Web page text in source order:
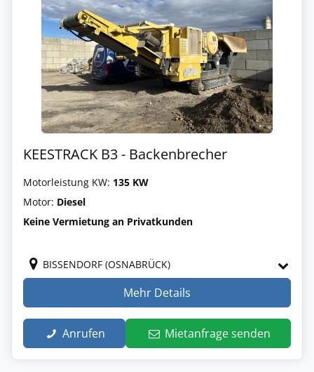
KEESTRACK B3 - Backenbrecher
Motorleistung KW: 135 KW
Motor: Diesel
Keine Vermietung an Privatkunden
BISSENDORF (OSNABRÜCK)
Mehr Details
Anrufen Mietanfrage senden